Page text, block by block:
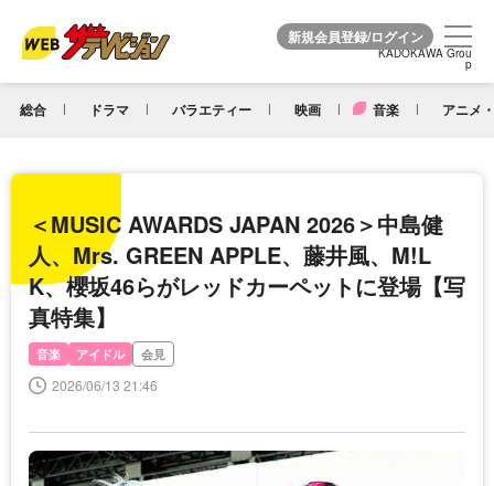
KADOKAWA Grou
p
総合 ドラマ バラエティー 映画 音楽 アニメ
KADOKAWA Grou
p
＜MUSIC AWARDS JAPAN 2026＞中島健
人、Mrs. GREEN APPLE、藤井風、M!L
K、櫻坂46らがレッドカーペットに登場【写
真特集】
音楽 アイドル 会見
2026/06/13 21:46